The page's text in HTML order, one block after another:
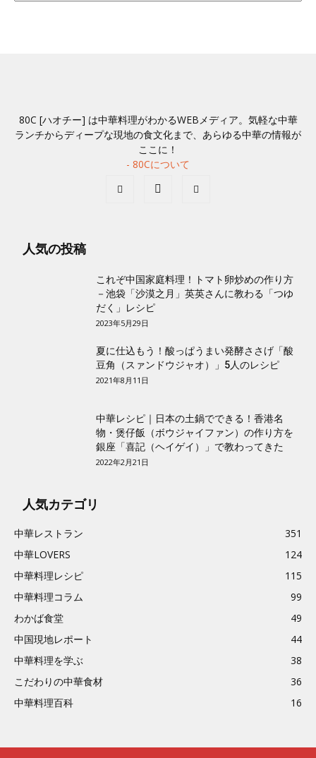
80C [ハオチー] は中華料理がわかるWEBメディア。気軽な中華
ランチからディープな現地の食文化まで、あらゆる中華の情報が
ここに！
- 80Cについて
人気の投稿
これぞ中国家庭料理！トマト卵炒めの作り方
－池袋「沙漠之月」英英さんに教わる「つゆ
だく」レシピ
2023年5月29日
夏に仕込もう！酸っぱうまい発酵ささげ「酸
豆角（スァンドウジャオ）」5人のレシピ
2021年8月11日
中華レシピ｜日本の土鍋でできる！香港名
物・煲仔飯（ボウジャイファン）の作り方を
銀座「喜記（ヘイゲイ）」で教わってきた
2022年2月21日
人気カテゴリ
中華レストラン
351
中華LOVERS
124
中華料理レシピ
115
中華料理コラム
99
わかば食堂
49
中国現地レポート
44
中華料理を学ぶ
38
こだわりの中華食材
36
中華料理百科
16